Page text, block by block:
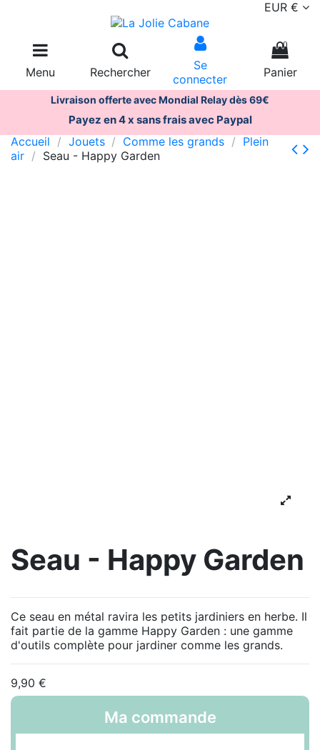
EUR €
Menu Rechercher
Se
connecter
0
Panier
Livraison offerte avec Mondial Relay dès 69€
Payez en 4 x sans frais avec Paypal
Accueil Jouets Comme les grands
Plein
air
Seau - Happy Garden
Seau - Happy Garden
Ce seau en métal ravira les petits jardiniers en herbe. Il
fait partie de la gamme Happy Garden : une gamme
d'outils complète pour jardiner comme les grands.
9,90 €
Ma commande